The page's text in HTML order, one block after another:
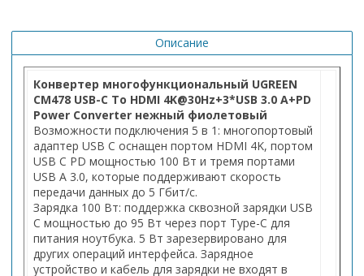
Описание
Конвертер многофункциональный UGREEN
CM478 USB-C To HDMI 4K@30Hz+3*USB 3.0 A+PD
Power Converter нежный фиолетовый
Возможности подключения 5 в 1: многопортовый
адаптер USB C оснащен портом HDMI 4K, портом
USB C PD мощностью 100 Вт и тремя портами
USB A 3.0, которые поддерживают скорость
передачи данных до 5 Гбит/с.
Зарядка 100 Вт: поддержка сквозной зарядки USB
C мощностью до 95 Вт через порт Type-C для
питания ноутбука. 5 Вт зарезервировано для
других операций интерфейса. Зарядное
устройство и кабель для зарядки не входят в